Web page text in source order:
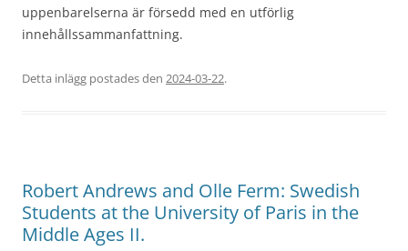
uppenbarelserna är försedd med en utförlig
innehållssammanfattning.
Detta inlägg postades den 2024-03-22.
Robert Andrews and Olle Ferm: Swedish
Students at the University of Paris in the
Middle Ages II.